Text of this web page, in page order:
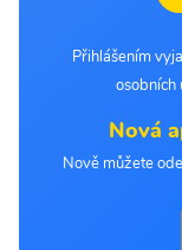
Přihlášením
osobních
Nová
Nově můžete